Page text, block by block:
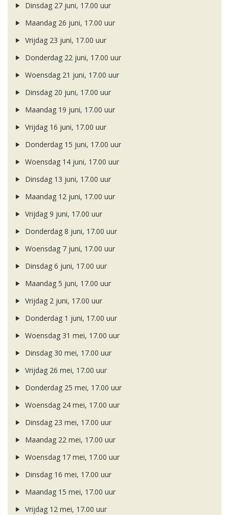
Dinsdag 27 juni, 17.00 uur
Maandag 26 juni, 17.00 uur
Vrijdag 23 juni, 17.00 uur
Donderdag 22 juni, 17.00 uur
Woensdag 21 juni, 17.00 uur
Dinsdag 20 juni, 17.00 uur
Maandag 19 juni, 17.00 uur
Vrijdag 16 juni, 17.00 uur
Donderdag 15 juni, 17.00 uur
Woensdag 14 juni, 17.00 uur
Dinsdag 13 juni, 17.00 uur
Maandag 12 juni, 17.00 uur
Vrijdag 9 juni, 17.00 uur
Donderdag 8 juni, 17.00 uur
Woensdag 7 juni, 17.00 uur
Dinsdag 6 juni, 17.00 uur
Maandag 5 juni, 17.00 uur
Vrijdag 2 juni, 17.00 uur
Donderdag 1 juni, 17.00 uur
Woensdag 31 mei, 17.00 uur
Dinsdag 30 mei, 17.00 uur
Vrijdag 26 mei, 17.00 uur
Donderdag 25 mei, 17.00 uur
Woensdag 24 mei, 17.00 uur
Dinsdag 23 mei, 17.00 uur
Maandag 22 mei, 17.00 uur
Woensdag 17 mei, 17.00 uur
Dinsdag 16 mei, 17.00 uur
Maandag 15 mei, 17.00 uur
Vrijdag 12 mei, 17.00 uur